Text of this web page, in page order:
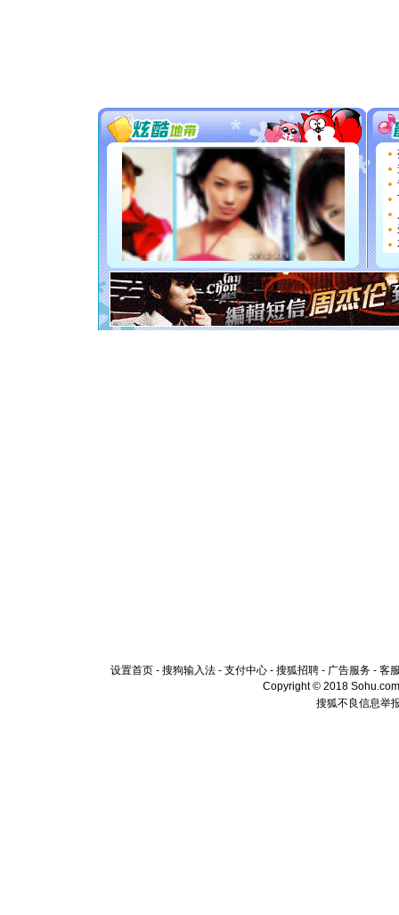
你太多，
要平安
[圣诞节]
能正大
都要快乐
[圣诞节]
如意,快
[元旦]
看
断电。
你是我
[元旦]如
起；二是
离。水晶
[元旦]当
泣，这痛
设置首页 - 搜狗输入法 - 支付中心 - 搜狐招聘 - 广告服务 - 客
Copyright © 2018
搜狐不良信息举